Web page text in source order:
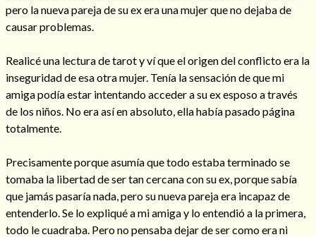
Endulzamiento
pero la nueva pareja de su ex era una mujer que no dejaba de
causar problemas.
Realicé una lectura de tarot y ví que el origen del conflicto era la
inseguridad de esa otra mujer. Tenía la sensación de que mi
amiga podía estar intentando acceder a su ex esposo a través
de los niños. No era así en absoluto, ella había pasado página
totalmente.
Precisamente porque asumía que todo estaba terminado se
tomaba la libertad de ser tan cercana con su ex, porque sabía
que jamás pasaría nada, pero su nueva pareja era incapaz de
entenderlo. Se lo expliqué a mi amiga y lo entendió a la primera,
todo le cuadraba. Pero no pensaba dejar de ser como era ni